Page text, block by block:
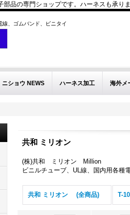
品の専門ショップです。ハーネスも承り
線、ゴムバンド、ビニタイ
ニショウ NEWS ハーネス加工 海外メ
共和 ミリオン
(株)共和 ミリオン Million
ビニルチューブ、UL線、国内用各種
共和 ミリオン (全商品)